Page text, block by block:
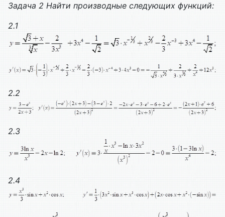
Задача 2 Найти производные следующих функций:
2.1
2.2
2.3
2.4